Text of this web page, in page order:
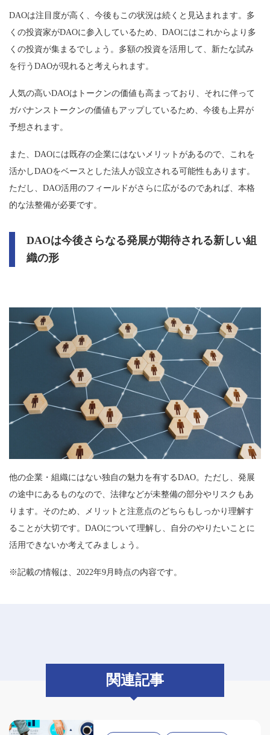
DAOは注目度が高く、今後もこの状況は続くと見込まれます。多
くの投資家がDAOに参入しているため、DAOにはこれからより多
くの投資が集まるでしょう。多額の投資を活用して、新たな試み
を行うDAOが現れると考えられます。
人気の高いDAOはトークンの価値も高まっており、それに伴って
ガバナンストークンの価値もアップしているため、今後も上昇が
予想されます。
また、DAOには既存の企業にはないメリットがあるので、これを
活かしDAOをベースとした法人が設立される可能性もあります。
ただし、DAO活用のフィールドがさらに広がるのであれば、本格
的な法整備が必要です。
DAOは今後さらなる発展が期待される新しい組
織の形
他の企業・組織にはない独自の魅力を有するDAO。ただし、発展
の途中にあるものなので、法律などが未整備の部分やリスクもあ
ります。そのため、メリットと注意点のどちらもしっかり理解す
ることが大切です。DAOについて理解し、自分のやりたいことに
活用できないか考えてみましょう。
※記載の情報は、2022年9月時点の内容です。
関連記事